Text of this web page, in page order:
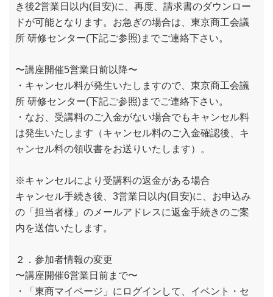
き後2営業日以内(目安)に、再度、請求書のダウンロー
ドが可能となります。お急ぎの場合は、東京商工会議
所 研修センター(下記ご参照)までご連絡下さい。
〜講座開催5営業日前以降〜
・キャンセル料が発生いたしますので、東京商工会議
所 研修センター(下記ご参照)までご連絡下さい。
・なお、受講料のご入金がない場合でもキャンセル料
は発生いたします（キャンセル料のご入金確認後、キ
ャンセル料の領収書をお送りいたします）。
※キャンセルにより受講料の返金がある場合
キャンセル手続き後、3営業日以内(目安)に、お申込み
の「担当者様」のメールアドレスに返金手続きのご案
内を送信いたします。
２．参加者情報の変更
〜講座開催6営業日前まで〜
・「東商マイページ」にログインして、イベント・セ